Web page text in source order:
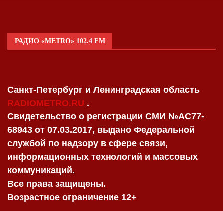
РАДИО «METRO» 102.4 FM
Санкт-Петербург и Ленинградская область
RADIOMETRO.RU .
Свидетельство о регистрации СМИ №AC77-
68943 от 07.03.2017, выдано Федеральной
службой по надзору в сфере связи,
информационных технологий и массовых
коммуникаций.
Все права защищены.
Возрастное ограничение 12+